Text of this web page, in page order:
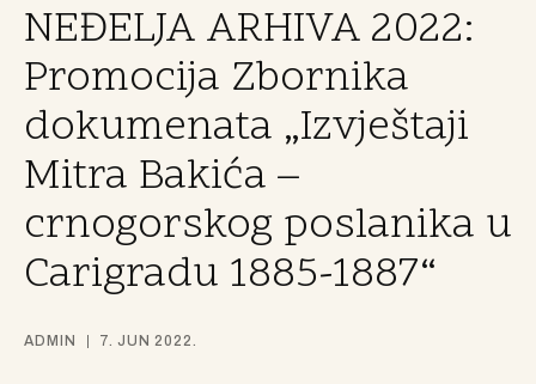
NEĐELJA ARHIVA 2022:
Promocija Zbornika
dokumenata „Izvještaji
Mitra Bakića –
crnogorskog poslanika u
Carigradu 1885-1887“
ADMIN 7. JUN 2022.